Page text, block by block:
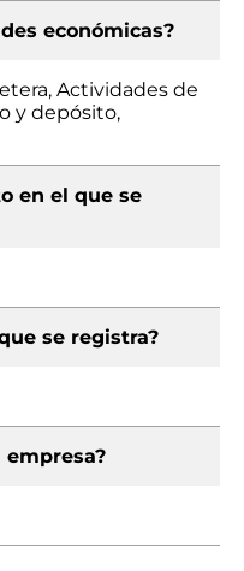
económicas?
Actividades de
y depósito,
en el que se
se registra?
empresa?